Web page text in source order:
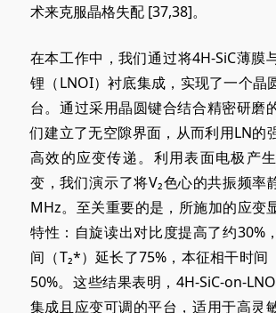
术来克服晶格失配 [37,38]。
在本工作中，我们通过将4H-SiC薄膜
锂（LNOI）衬底集成，实现了一个晶
台。通过采用晶圆键合结合精密研磨
们建立了无空隙界面，从而利用LN的
高效的应变传递。利用表面电极产
变，我们演示了将V₂色心的共振频率
MHz。至关重要的是，所施加的应变
特性：自旋读出对比度提高了约30%
间（T₂*）延长了75%，本征相干时间
50%。这些结果表明，4H-SiC-on-
集成且应变可调的平台，适用于高灵